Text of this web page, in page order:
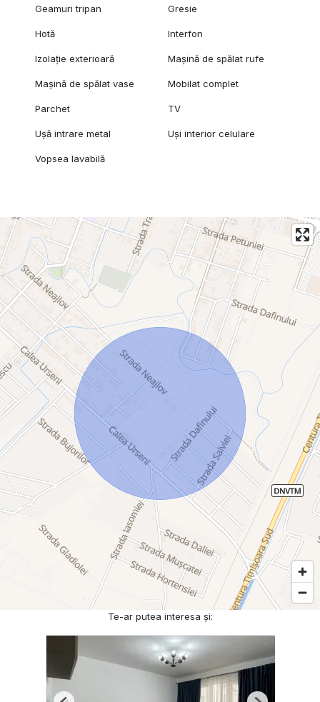
Geamuri tripan Gresie
Hotă Interfon
Izolație exterioară Mașină de spălat rufe
Mașină de spălat vase Mobilat complet
Parchet TV
Ușă intrare metal Uși interior celulare
Vopsea lavabilă
Te-ar putea interesa și: